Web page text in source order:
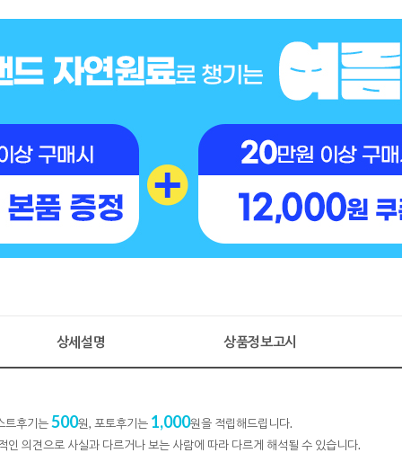
상세설명 상품정보고시
트후기는500원, 포토후기는 1,000원을 적립해드립니다.
인 의견으로 사실과 다르거나 보는 사람에 따라 다르게 해석될 수 있습니다.